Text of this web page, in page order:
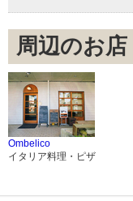
周辺のお
Ombelico
イタリア料理・ピザ